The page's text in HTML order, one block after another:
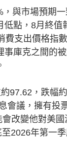
與市場預期一
點，8月終值
支出價格指
庫克之間的
，跌幅
會議，擁有投
改變他對美
2026年第一季